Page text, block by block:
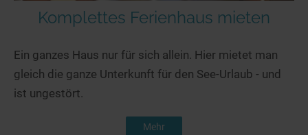
Komplettes Ferienhaus mieten
Ein ganzes Haus nur für sich allein. Hier mietet man
gleich die ganze Unterkunft für den See-Urlaub - und
ist ungestört.
Mehr